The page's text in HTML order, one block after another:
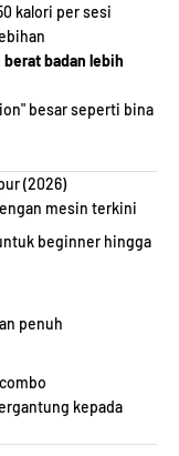
kalori per sesi
badan lebih
besar seperti bina
(2026)
mesin terkini
beginner hingga
penuh
kepada